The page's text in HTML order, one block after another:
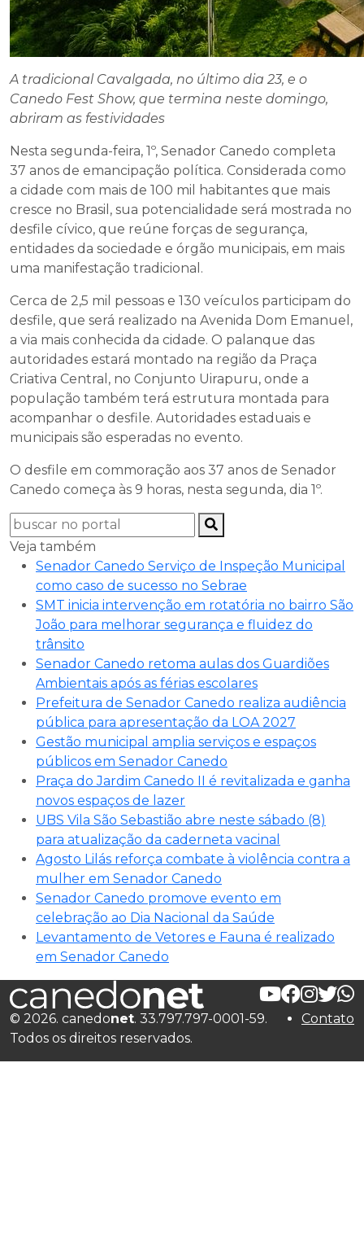
A tradicional Cavalgada, no último dia 23, e o
Canedo Fest Show, que termina neste domingo,
abriram as festividades
Nesta segunda-feira, 1º, Senador Canedo completa
37 anos de emancipação política. Considerada como
a cidade com mais de 100 mil habitantes que mais
cresce no Brasil, sua potencialidade será mostrada no
desfile cívico, que reúne forças de segurança,
entidades da sociedade e órgão municipais, em mais
uma manifestação tradicional.
Cerca de 2,5 mil pessoas e 130 veículos participam do
desfile, que será realizado na Avenida Dom Emanuel,
a via mais conhecida da cidade. O palanque das
autoridades estará montado na região da Praça
Criativa Central, no Conjunto Uirapuru, onde a
população também terá estrutura montada para
acompanhar o desfile. Autoridades estaduais e
municipais são esperadas no evento.
O desfile em commoração aos 37 anos de Senador
Canedo começa às 9 horas, nesta segunda, dia 1º.
Veja também
Senador Canedo Serviço de Inspeção Municipal
como caso de sucesso no Sebrae
SMT inicia intervenção em rotatória no bairro São
João para melhorar segurança e fluidez do
trânsito
Senador Canedo retoma aulas dos Guardiões
Ambientais após as férias escolares
Prefeitura de Senador Canedo realiza audiência
pública para apresentação da LOA 2027
Gestão municipal amplia serviços e espaços
públicos em Senador Canedo
Praça do Jardim Canedo II é revitalizada e ganha
novos espaços de lazer
UBS Vila São Sebastião abre neste sábado (8)
para atualização da caderneta vacinal
Agosto Lilás reforça combate à violência contra a
mulher em Senador Canedo
Senador Canedo promove evento em
celebração ao Dia Nacional da Saúde
Levantamento de Vetores e Fauna é realizado
em Senador Canedo
© 2026. canedonet. 33.797.797-0001-59.
Todos os direitos reservados.
Contato